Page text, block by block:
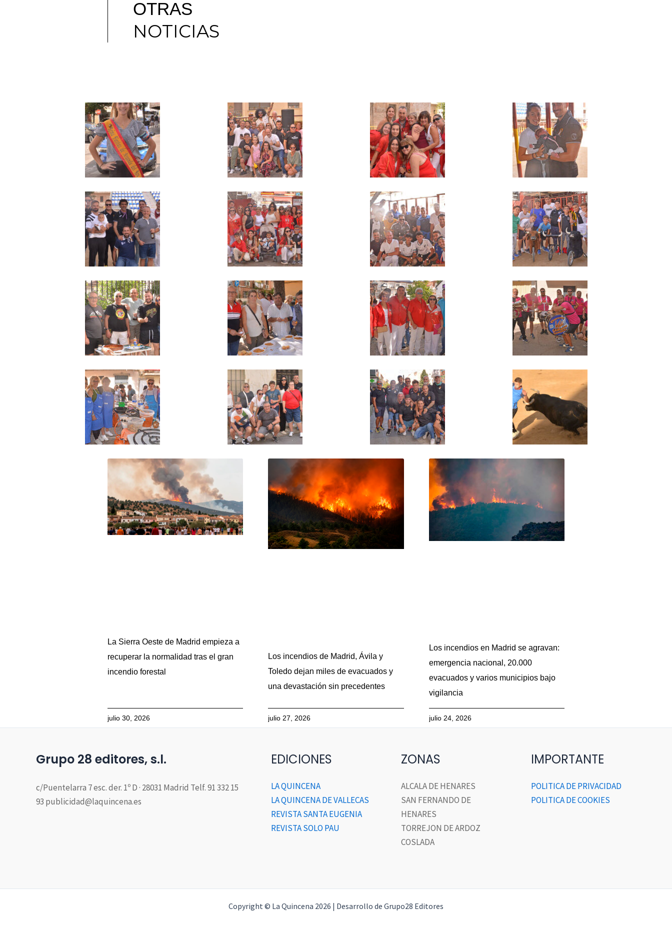
OTRAS
NOTICIAS
La Sierra Oeste de Madrid empieza a
recuperar la normalidad tras el gran
incendio forestal
julio 30, 2026
Los incendios de Madrid, Ávila y
Toledo dejan miles de evacuados y
una devastación sin precedentes
julio 27, 2026
Los incendios en Madrid se agravan:
emergencia nacional, 20.000
evacuados y varios municipios bajo
vigilancia
julio 24, 2026
Grupo 28 editores, s.l.
c/Puentelarra 7 esc. der. 1º D · 28031 Madrid Telf. 91 332 15
93 publicidad@laquincena.es
EDICIONES
LA QUINCENA
LA QUINCENA DE VALLECAS
REVISTA SANTA EUGENIA
REVISTA SOLO PAU
ZONAS
ALCALA DE HENARES
SAN FERNANDO DE
HENARES
TORREJON DE ARDOZ
COSLADA
IMPORTANTE
POLITICA DE PRIVACIDAD
POLITICA DE COOKIES
Copyright © La Quincena 2026 | Desarrollo de Grupo28 Editores